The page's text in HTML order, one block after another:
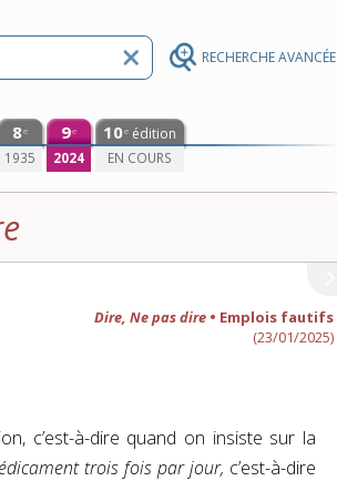
RECHERCHE AVANCÉE
8e
1935
9e
2024
10e édition
EN COURS
Dire, Ne pas dire• Emplois fautifs
(23/01/2025)
c’est-à-dire quand on insiste sur la
trois fois par jour, c’est-à-dire